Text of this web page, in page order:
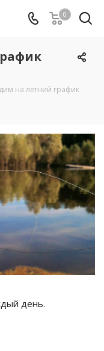
0
на летний график
день.